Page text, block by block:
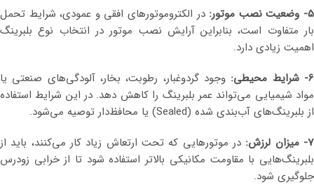
5- وضعیت نصب موتور:
در الکتروموتورهای افقی و عمودی، شرایط تحمل
بار متفاوت است، بنابراین آرایش نصب موتور در انتخاب نوع بلبرینگ
اهمیت زیادی دارد.
6- شرایط محیطی:
وجود گردوغبار، رطوبت، بخار، آلودگی‌های صنعتی یا
مواد شیمیایی می‌تواند عمر بلبرینگ را کاهش دهد. در این شرایط استفاده
از بلبرینگ‌های آب‌بندی شده (Sealed) یا محافظ‌دار توصیه می‌شود.
7- میزان لرزش:
در موتورهایی که تحت ارتعاش زیاد کار می‌کنند، باید از
بلبرینگ‌هایی با مقاومت مکانیکی بالاتر استفاده شود تا از خرابی زودرس
جلوگیری شود.